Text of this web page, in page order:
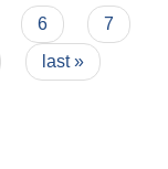
6
7
last »